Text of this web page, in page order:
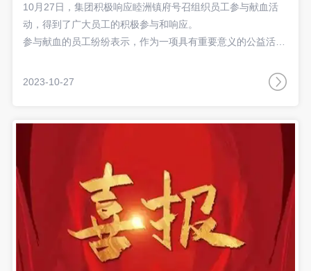
10月27日，集团积极响应睦洲镇府号召组织员工参与献血活
动，得到了广大员工的积极参与和响应。
参与献血的员工纷纷表示，作为一项具有重要意义的公益活
生命的希望，今后还将继续参与。
2023-10-27